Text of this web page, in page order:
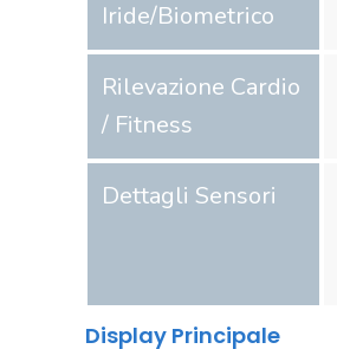
Iride/Biometrico
Rilevazione Cardio
/ Fitness
Dettagli Sensori
Display Principale